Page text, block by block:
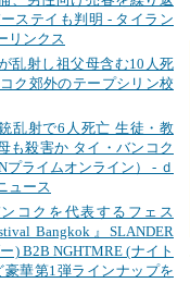
ステイも判明 - タイラン
リンクス
乱射し祖父母含む10人死
ク郊外のテープシリン校
乱射で6人死亡 生徒・教
も殺害か タイ・バンコク
プライムオンライン） - ｄ
ュース
コクを代表するフェス
Bangkok』SLANDER
) B2B NGHTMRE (ナイト
豪華第1弾ラインナップを